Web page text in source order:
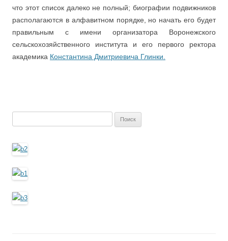
что этот список далеко не полный; биографии подвижников
располагаются в алфавитном порядке, но начать его будет
правильным с имени организатора Воронежского
сельскохозяйственного института и его первого ректора
академика Константина Дмитриевича Глинки.